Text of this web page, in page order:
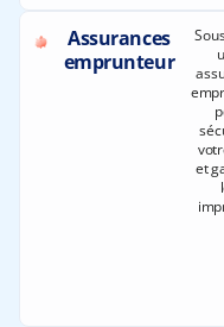
Assurances
emprunteur
et